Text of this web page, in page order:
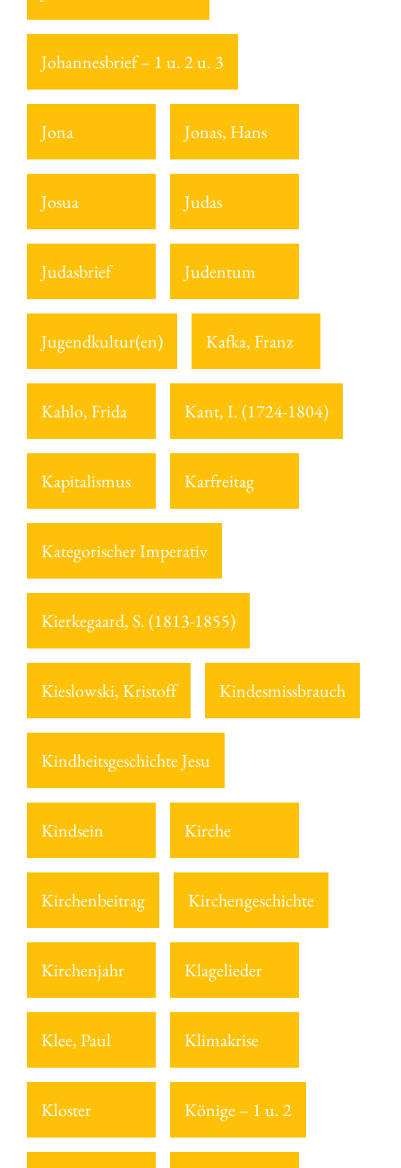
Johannesbrief – 1 u. 2 u. 3
Jona Jonas, Hans
Josua Judas
Judasbrief Judentum
Jugendkultur(en) Kafka, Franz
Kahlo, Frida Kant, I. (1724-1804)
Kapitalismus Karfreitag
Kategorischer Imperativ
Kierkegaard, S. (1813-1855)
Kieslowski, Kristoff Kindesmissbrauch
Kindheitsgeschichte Jesu
Kindsein Kirche
Kirchenbeitrag Kirchengeschichte
Kirchenjahr Klagelieder
Klee, Paul Klimakrise
Kloster Könige – 1 u. 2